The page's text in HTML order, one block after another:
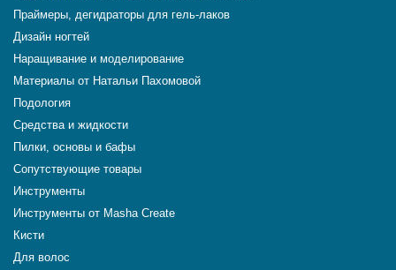
производителя. Здесь посетители в виртуальных витринах
смогут выбрать профессиональный гель-лак. Покупка не
займет много времени. Мастер профессионал для своей
деятельности имеет возможность покупать косметическое
средство оптом. Такой вариант наиболее выгодный и
Праймеры, дегидраторы для гель-лаков
Дизайн ногтей
Наращивание и моделирование
Материалы от Натальи Пахомовой
Подология
Средства и жидкости
Пилки, основы и бафы
Сопутствующие товары
Инструменты
Инструменты от Masha Create
Кисти
Для волос